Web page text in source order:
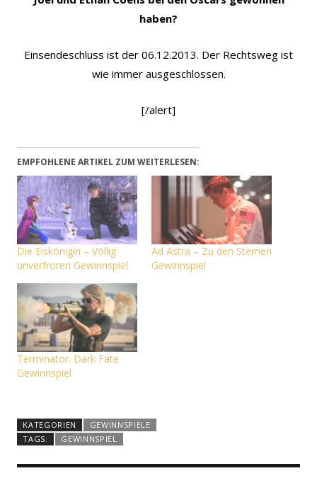
haben?
Einsendeschluss ist der 06.12.2013. Der Rechtsweg ist
wie immer ausgeschlossen.
[/alert]
EMPFOHLENE ARTIKEL ZUM WEITERLESEN:
Die Eiskönigin – Völlig
unverfroren Gewinnspiel
Ad Astra – Zu den Sternen
Gewinnspiel
Terminator: Dark Fate
Gewinnspiel
KATEGORIEN
GEWINNSPIELE
TAGS:
GEWINNSPIEL